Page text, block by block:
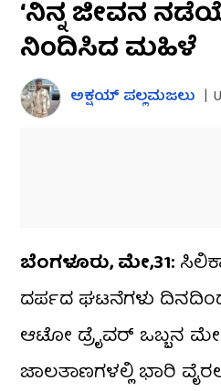
seconds
of
2
minutes,
seconds
0%
‘ನಿನ್ನ ಜೀವನ
ನಿಂದಿಸಿದ ಮಹಿಳೆ
ಅಕ್ಷಯ್​ ಪಲ್ಲಮಜಲು​​ |
ಬೆಂಗಳೂರು, ಮೇ,31:
ದರ್ಪದ ಘಟನೆಗಳು ದಿನದಿಂದ
ಆಟೋ ಡ್ರೈವರ್ ಒಬ್ಬನ
ಜಾಲತಾಣಗಳಲ್ಲಿ ಭಾರಿ